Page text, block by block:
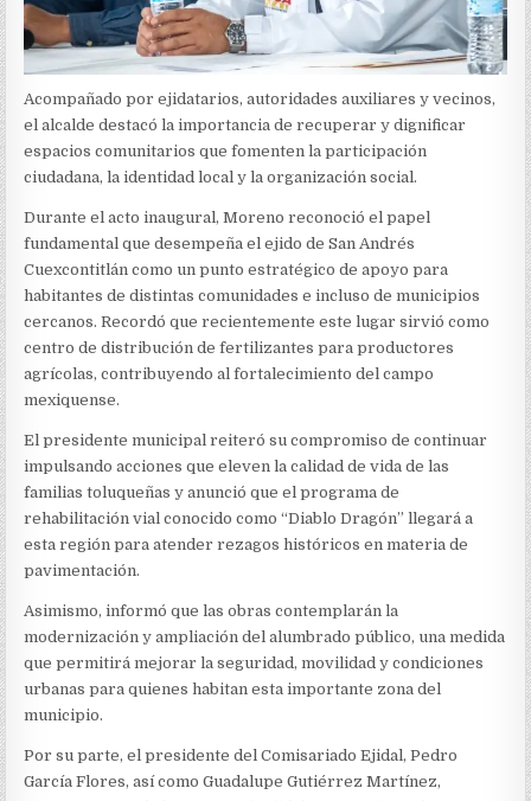
Acompañado por ejidatarios, autoridades auxiliares y vecinos,
el alcalde destacó la importancia de recuperar y dignificar
espacios comunitarios que fomenten la participación
ciudadana, la identidad local y la organización social.
Durante el acto inaugural, Moreno reconoció el papel
fundamental que desempeña el ejido de San Andrés
Cuexcontitlán como un punto estratégico de apoyo para
habitantes de distintas comunidades e incluso de municipios
cercanos. Recordó que recientemente este lugar sirvió como
centro de distribución de fertilizantes para productores
agrícolas, contribuyendo al fortalecimiento del campo
mexiquense.
El presidente municipal reiteró su compromiso de continuar
impulsando acciones que eleven la calidad de vida de las
familias toluqueñas y anunció que el programa de
rehabilitación vial conocido como “Diablo Dragón” llegará a
esta región para atender rezagos históricos en materia de
pavimentación.
Asimismo, informó que las obras contemplarán la
modernización y ampliación del alumbrado público, una medida
que permitirá mejorar la seguridad, movilidad y condiciones
urbanas para quienes habitan esta importante zona del
municipio.
Por su parte, el presidente del Comisariado Ejidal, Pedro
García Flores, así como Guadalupe Gutiérrez Martínez,